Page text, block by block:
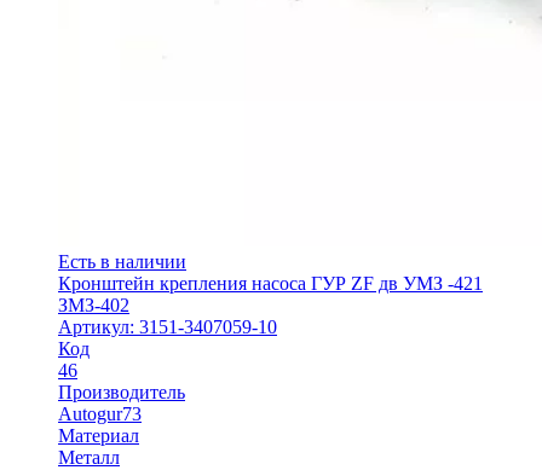
Есть в наличии
Кронштейн крепления насоса ГУР ZF дв УМЗ -421
ЗМЗ-402
Артикул: 3151-3407059-10
Код
46
Производитель
Autogur73
Материал
Металл